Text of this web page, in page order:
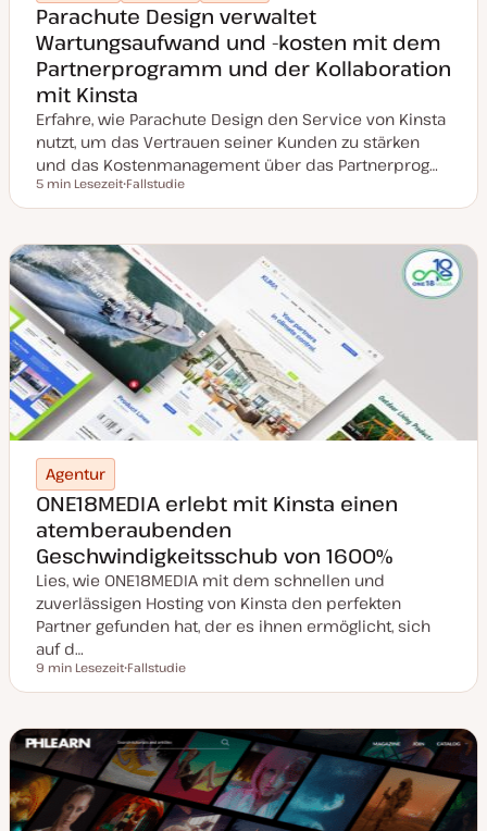
Parachute Design verwaltet
Wartungsaufwand und -kosten mit dem
Partnerprogramm und der Kollaboration
mit Kinsta
Erfahre, wie Parachute Design den Service von Kinsta
nutzt, um das Vertrauen seiner Kunden zu stärken
und das Kostenmanagement über das Partnerprog…
Lesezeit
5 min Lesezeit
o
T
y
p
Fallstudie
Agentur
ONE18MEDIA erlebt mit Kinsta einen
atemberaubenden
Geschwindigkeitsschub von 1600%
Lies, wie ONE18MEDIA mit dem schnellen und
zuverlässigen Hosting von Kinsta den perfekten
Partner gefunden hat, der es ihnen ermöglicht, sich
auf d…
Lesezeit
9 min Lesezeit
o
T
y
p
Fallstudie